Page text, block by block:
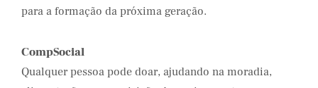
para a formação da próxima geração.
CompSocial
Qualquer pessoa pode doar, ajudando na moradia,